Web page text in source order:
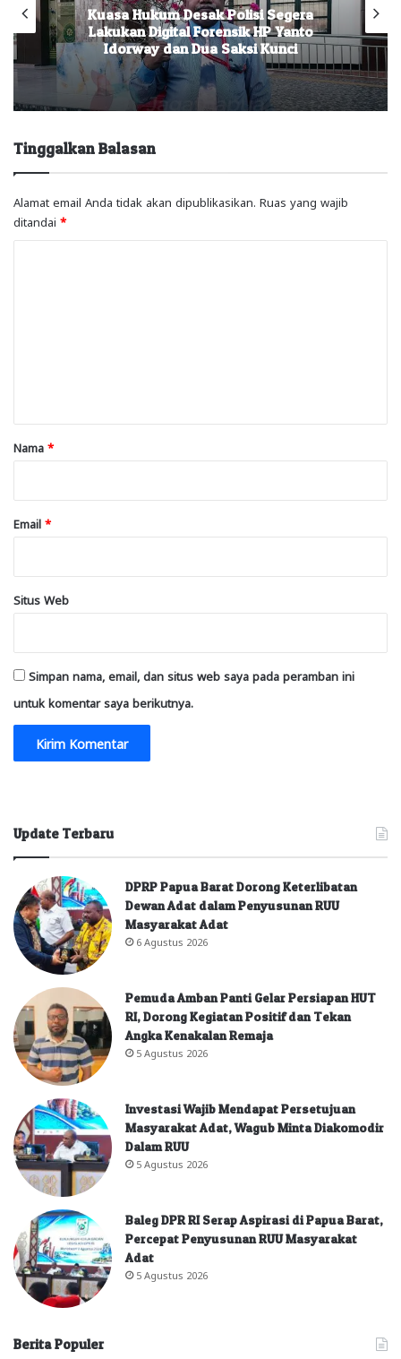
Praperadilan eks Ketua BKMT PB, Fitri
Arniati Kandas, Hakim Nyatakan ‘Tidak
Dapat Diterima’
Tinggalkan Balasan
Alamat email Anda tidak akan dipublikasikan. Ruas yang wajib
ditandai *
rNama *
Email *
Situs Web
Simpan nama, email, dan situs web saya pada peramban ini
untuk komentar saya berikutnya.
Update Terbaru
DPRP Papua Barat Dorong Keterlibatan
Dewan Adat dalam Penyusunan RUU
Masyarakat Adat
6 Agustus 2026
Pemuda Amban Panti Gelar Persiapan HUT
RI, Dorong Kegiatan Positif dan Tekan
Angka Kenakalan Remaja
5 Agustus 2026
Investasi Wajib Mendapat Persetujuan
Masyarakat Adat, Wagub Minta Diakomodir
Dalam RUU
5 Agustus 2026
Baleg DPR RI Serap Aspirasi di Papua Barat,
Percepat Penyusunan RUU Masyarakat
Adat
5 Agustus 2026
Berita Populer